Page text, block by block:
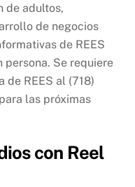
de adultos,
de negocios
de REES
persona. Se requiere
REES al (718)
las próximas
con Reel